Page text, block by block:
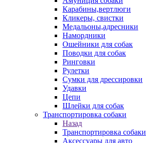
Карабины,вертлюги
Кликеры, свистки
Медальоны,адресники
Намордники
Ошейники для собак
Поводки для собак
Ринговки
Рулетки
Сумки для дрессировки
Удавки
Цепи
Шлейки для собак
Транспортировка собаки
Назад
Транспортировка собаки
Аксессуары для авто